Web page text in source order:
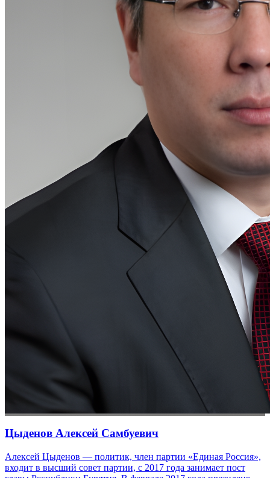
Цыденов Алексей Самбуевич
Алексей Цыденов — политик, член партии «Единая Россия»,
входит в высший совет партии, с 2017 года занимает пост